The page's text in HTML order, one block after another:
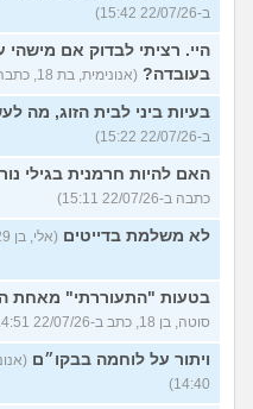
ב-22/07/26 15:42)
היי. רציתי לבדוק אם
בעובדה? (אנונימית, בת 18, כתבה ב-22/07/26 15:31)
בעיות ביני לבית הזוג, מה
ב-22/07/26 15:22)
האם להיות חרמנית בגילי
כתבה ב-22/07/26 15:11)
לא משלמת בדייטים (אלי, בן 29, כתב ב-22/07/26 15:00)
בטעות "התעוררתי" מאחת
סוטה, בן 18, כתב ב-22/07/26 14:51)
ויתור על לוחמה בבקו״ם
14:40)